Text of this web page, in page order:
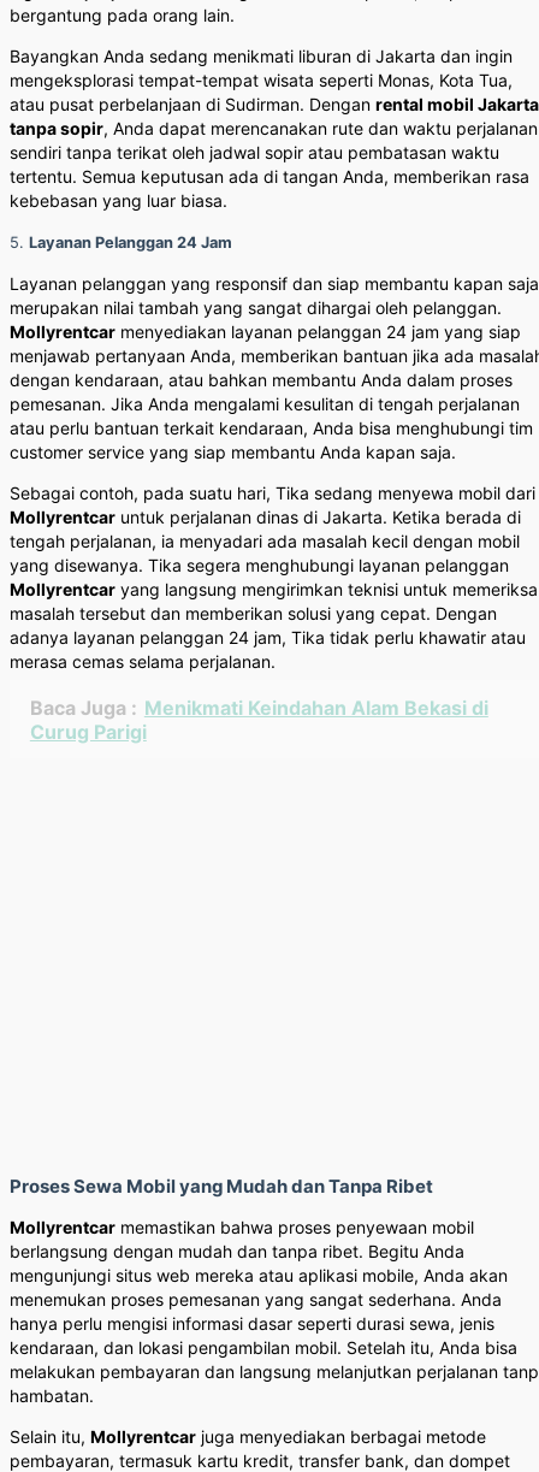
bergantung pada orang lain.
Bayangkan Anda sedang menikmati liburan di Jakarta dan ingin
mengeksplorasi tempat-tempat wisata seperti Monas, Kota Tua,
atau pusat perbelanjaan di Sudirman. Dengan rental mobil Jakarta
tanpa sopir, Anda dapat merencanakan rute dan waktu perjalanan
sendiri tanpa terikat oleh jadwal sopir atau pembatasan waktu
tertentu. Semua keputusan ada di tangan Anda, memberikan rasa
kebebasan yang luar biasa.
5. Layanan Pelanggan 24 Jam
Layanan pelanggan yang responsif dan siap membantu kapan saja
merupakan nilai tambah yang sangat dihargai oleh pelanggan.
Mollyrentcar menyediakan layanan pelanggan 24 jam yang siap
menjawab pertanyaan Anda, memberikan bantuan jika ada
dengan kendaraan, atau bahkan membantu Anda dalam proses
pemesanan. Jika Anda mengalami kesulitan di tengah perjalanan
atau perlu bantuan terkait kendaraan, Anda bisa menghubungi tim
customer service yang siap membantu Anda kapan saja.
Sebagai contoh, pada suatu hari, Tika sedang menyewa mobil dari
Mollyrentcar untuk perjalanan dinas di Jakarta. Ketika berada di
tengah perjalanan, ia menyadari ada masalah kecil dengan mobil
yang disewanya. Tika segera menghubungi layanan pelanggan
Mollyrentcar yang langsung mengirimkan teknisi untuk memeriksa
masalah tersebut dan memberikan solusi yang cepat. Dengan
adanya layanan pelanggan 24 jam, Tika tidak perlu khawatir atau
merasa cemas selama perjalanan.
Baca Juga : Menikmati Keindahan Alam Bekasi di
Curug Parigi
Proses Sewa Mobil yang Mudah dan Tanpa Ribet
Mollyrentcar memastikan bahwa proses penyewaan mobil
berlangsung dengan mudah dan tanpa ribet. Begitu Anda
mengunjungi situs web mereka atau aplikasi mobile, Anda akan
menemukan proses pemesanan yang sangat sederhana. Anda
hanya perlu mengisi informasi dasar seperti durasi sewa, jenis
kendaraan, dan lokasi pengambilan mobil. Setelah itu, Anda bisa
melakukan pembayaran dan langsung melanjutkan perjalanan
hambatan.
Selain itu, Mollyrentcar juga menyediakan berbagai metode
pembayaran, termasuk kartu kredit, transfer bank, dan dompet